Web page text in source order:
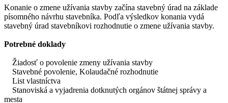
Konanie o zmene užívania stavby začína stavebný úrad na základe
písomného návrhu stavebníka. Podľa výsledkov konania vydá
stavebný úrad stavebníkovi rozhodnutie o zmene užívania stavby.
Potrebné doklady
Žiadosť o povolenie zmeny užívania stavby
Stavebné povolenie, Kolaudačné rozhodnutie
List vlastníctva
Stanoviská a vyjadrenia dotknutých orgánov štátnej správy a
mesta